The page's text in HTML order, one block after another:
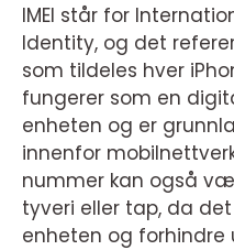
IMEI står for
Identity, og det
som tildeles hver
fungerer som en
enheten og er
innenfor
nummer kan også
tyveri eller tap, da
enheten og forhindre